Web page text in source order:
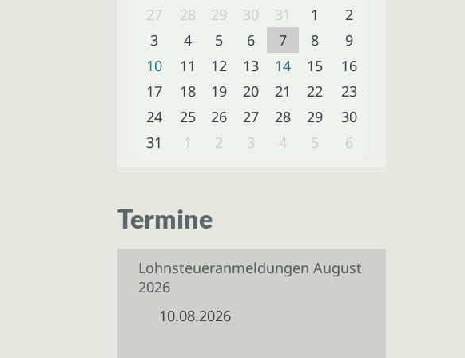
27
28 29 30 31 1
2
3
4 5 6 7 8
9
10
11 12 13 14 15
16
17
18 19 20 21 22
23
24
25 26 27 28 29
30
31
1 2 3 4 5 6
Termine
Lohnsteueranmeldungen August
2026
10.08.2026